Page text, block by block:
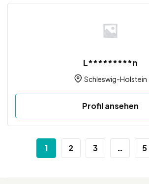
L*********n
Schleswig-Holstein
Profil ansehen
1 2 3 … 5